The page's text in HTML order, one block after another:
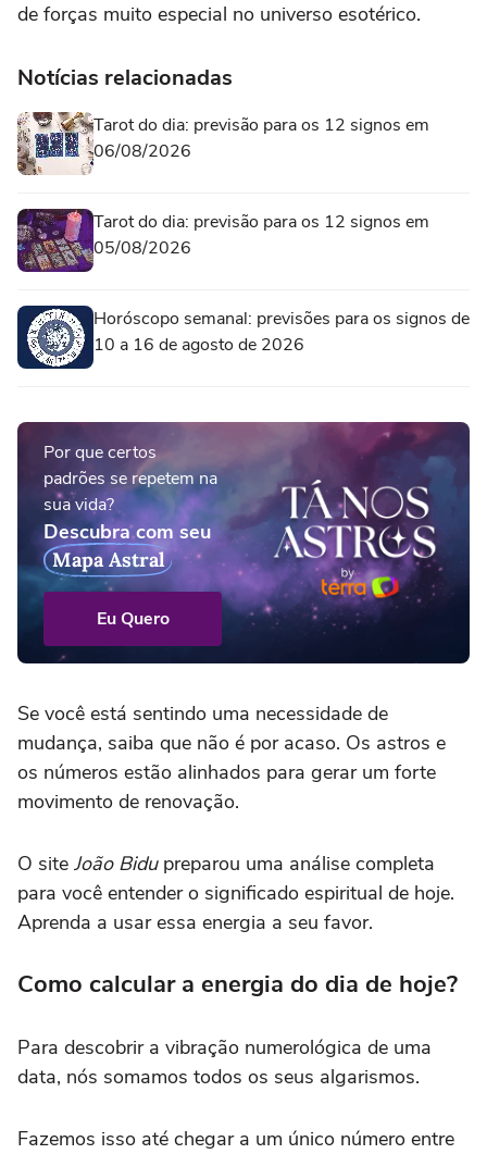
de forças muito especial no universo esotérico.
Notícias relacionadas
Tarot do dia: previsão para os 12 signos em
06/08/2026
Tarot do dia: previsão para os 12 signos em
05/08/2026
Horóscopo semanal: previsões para os signos de
10 a 16 de agosto de 2026
Por que certos
padrões se repetem na
sua vida?
Descubra com seu
Mapa Astral
Eu Quero
Se você está sentindo uma necessidade de
mudança, saiba que não é por acaso. Os astros e
os números estão alinhados para gerar um forte
movimento de renovação.
O site João Bidupreparou uma análise completa
para você entender o significado espiritual de hoje.
Aprenda a usar essa energia a seu favor.
Como calcular a energia do dia de hoje?
Para descobrir a vibração numerológica de uma
data, nós somamos todos os seus algarismos.
Fazemos isso até chegar a um único número entre